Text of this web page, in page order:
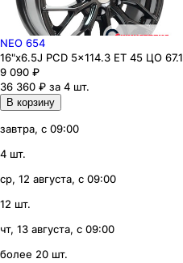
NEO 654
16"x6.5J PCD 5x114.3 ЕТ 45 ЦО 67.1
9 090 ₽
36 360 ₽ за 4 шт.
В корзину
завтра, с 09:00
4 шт.
ср, 12 августа, с 09:00
12 шт.
чт, 13 августа, с 09:00
более 20 шт.